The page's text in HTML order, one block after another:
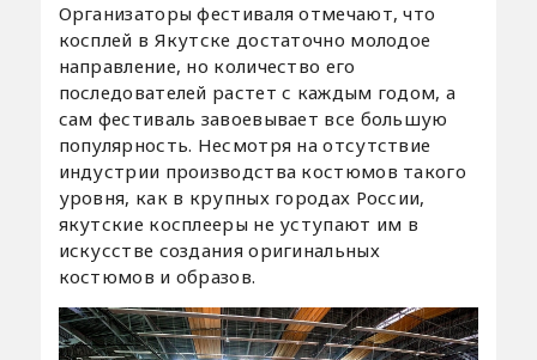
Организаторы фестиваля отмечают, что
косплей в Якутске достаточно молодое
направление, но количество его
последователей растет с каждым годом, а
сам фестиваль завоевывает все большую
популярность. Несмотря на отсутствие
индустрии производства костюмов такого
уровня, как в крупных городах России,
якутские косплееры не уступают им в
искусстве создания оригинальных
костюмов и образов.